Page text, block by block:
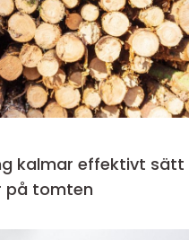
sätt att få
på tomten